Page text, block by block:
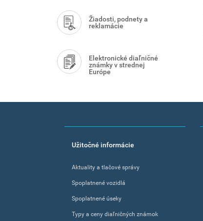
Žiadosti, podnety a
reklamácie
Elektronické diaľničné
známky v strednej
Európe
FooterUžitočné informácie
Aktuality a tlačové správy
Spoplatnené vozidlá
Spoplatnené úseky
Typy a ceny diaľničných známok